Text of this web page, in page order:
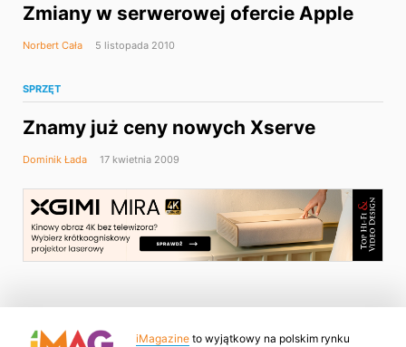
Zmiany w serwerowej ofercie Apple
Norbert Cała 5 listopada 2010
SPRZĘT
Znamy już ceny nowych Xserve
Dominik Łada 17 kwietnia 2009
iMagazine to wyjątkowy na polskim rynku